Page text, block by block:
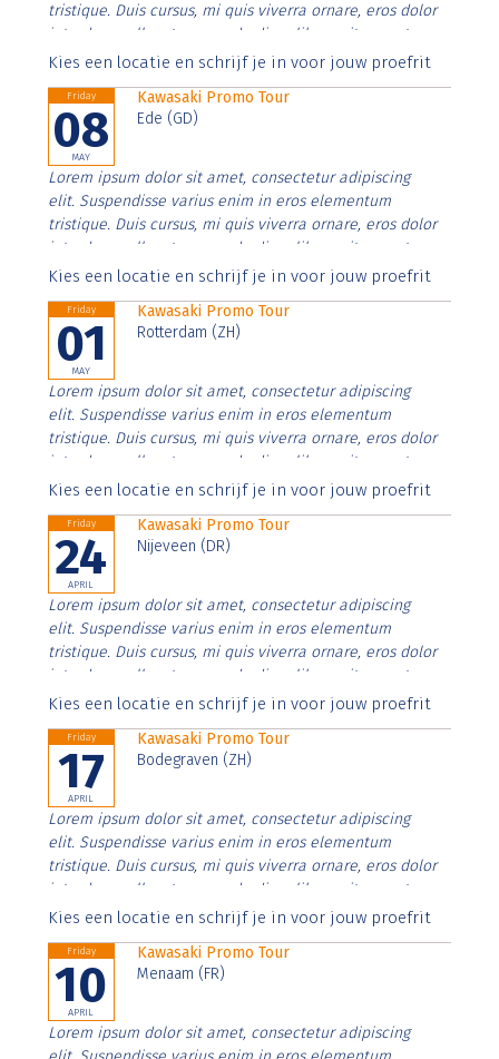
tristique. Duis cursus, mi quis viverra ornare, eros dolor
interdum nulla, ut commodo diam libero vitae erat.
Aenean faucibus nibh et justo cursus id rutrum lorem
Kies een locatie en schrijf je in voor jouw proefrit
Friday
08
MAY
Kawasaki Promo Tour
Ede (GD)
Lorem ipsum dolor sit amet, consectetur adipiscing
elit. Suspendisse varius enim in eros elementum
tristique. Duis cursus, mi quis viverra ornare, eros dolor
interdum nulla, ut commodo diam libero vitae erat.
Aenean faucibus nibh et justo cursus id rutrum lorem
Kies een locatie en schrijf je in voor jouw proefrit
Friday
01
MAY
Kawasaki Promo Tour
Rotterdam (ZH)
Lorem ipsum dolor sit amet, consectetur adipiscing
elit. Suspendisse varius enim in eros elementum
tristique. Duis cursus, mi quis viverra ornare, eros dolor
interdum nulla, ut commodo diam libero vitae erat.
Aenean faucibus nibh et justo cursus id rutrum lorem
Kies een locatie en schrijf je in voor jouw proefrit
Friday
24
APRIL
Kawasaki Promo Tour
Nijeveen (DR)
Lorem ipsum dolor sit amet, consectetur adipiscing
elit. Suspendisse varius enim in eros elementum
tristique. Duis cursus, mi quis viverra ornare, eros dolor
interdum nulla, ut commodo diam libero vitae erat.
Aenean faucibus nibh et justo cursus id rutrum lorem
Kies een locatie en schrijf je in voor jouw proefrit
Friday
17
APRIL
Kawasaki Promo Tour
Bodegraven (ZH)
Lorem ipsum dolor sit amet, consectetur adipiscing
elit. Suspendisse varius enim in eros elementum
tristique. Duis cursus, mi quis viverra ornare, eros dolor
interdum nulla, ut commodo diam libero vitae erat.
Aenean faucibus nibh et justo cursus id rutrum lorem
Kies een locatie en schrijf je in voor jouw proefrit
Friday
10
APRIL
Kawasaki Promo Tour
Menaam (FR)
Lorem ipsum dolor sit amet, consectetur adipiscing